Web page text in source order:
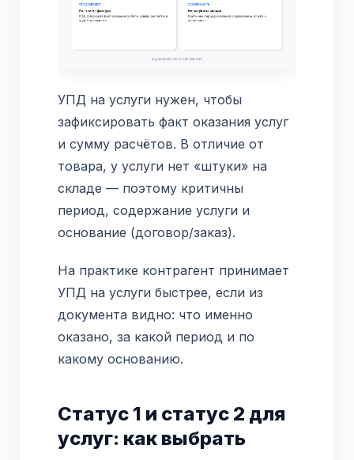
УПД на услуги нужен, чтобы
зафиксировать факт оказания услуг
и сумму расчётов. В отличие от
товара, у услуги нет «штуки» на
складе — поэтому критичны
период, содержание услуги и
основание (договор/заказ).
На практике контрагент принимает
УПД на услуги быстрее, если из
документа видно: что именно
оказано, за какой период и по
какому основанию.
Статус 1 и статус 2 для
услуг: как выбрать